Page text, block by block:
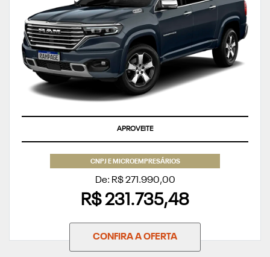
SUPERVALORIZAÇÃO DO SEU SEMINOVO OU TAXA ZERO
CNPJ E MICROEMPRESÁRIOS
De: R$ 271.990,00
R$ 231.735,48
CONFIRA A OFERTA